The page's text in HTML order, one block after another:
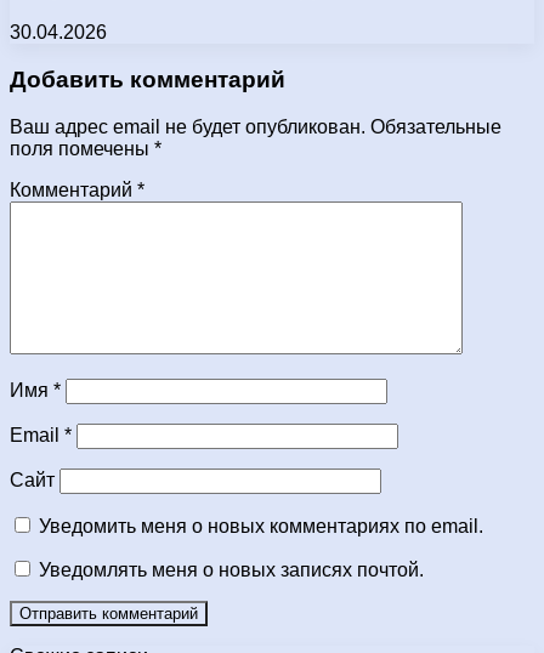
30.04.2026
Добавить комментарий
Ваш адрес email не будет опубликован. Обязательные
поля помечены *
Комментарий *
Имя *
Email *
Сайт
Уведомить меня о новых комментариях по email.
Уведомлять меня о новых записях почтой.